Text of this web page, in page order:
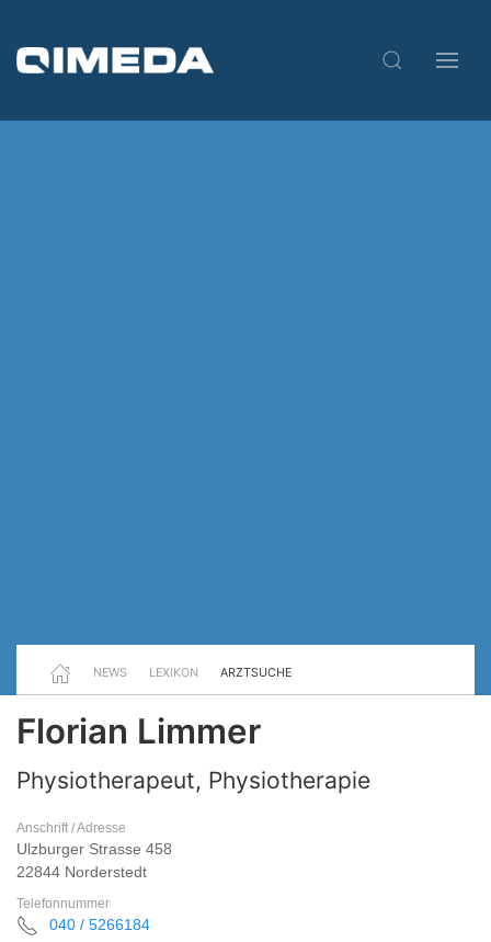
NEWS LEXIKON ARZTSUCHE
Florian Limmer
Physiotherapeut, Physiotherapie
Anschrift / Adresse
Ulzburger Strasse 458
22844 Norderstedt
Telefonnummer
040 / 5266184